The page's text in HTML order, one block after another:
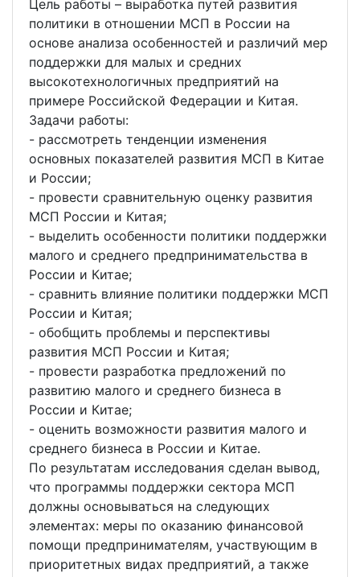
Цель работы – выработка путей развития
политики в отношении МСП в России на
основе анализа особенностей и различий мер
поддержки для малых и средних
высокотехнологичных предприятий на
примере Российской Федерации и Китая.
Задачи работы:
- рассмотреть тенденции изменения
основных показателей развития МСП в Китае
и России;
- провести сравнительную оценку развития
МСП России и Китая;
- выделить особенности политики поддержки
малого и среднего предпринимательства в
России и Китае;
- сравнить влияние политики поддержки МСП
России и Китая;
- обобщить проблемы и перспективы
развития МСП России и Китая;
- провести разработка предложений по
развитию малого и среднего бизнеса в
России и Китае;
- оценить возможности развития малого и
среднего бизнеса в России и Китае.
По результатам исследования сделан вывод,
что программы поддержки сектора МСП
должны основываться на следующих
элементах: меры по оказанию финансовой
помощи предпринимателям, участвующим в
приоритетных видах предприятий, а также